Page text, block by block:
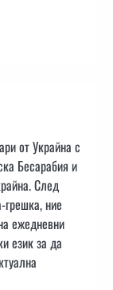
от Украйна с
Бесарабия и
След
ние
ежедневни
език за да